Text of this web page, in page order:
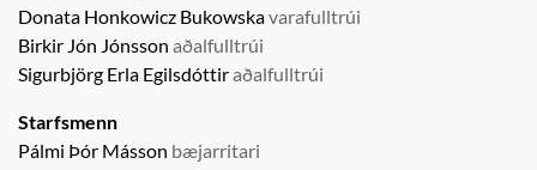
Donata Honkowicz Bukowskavarafulltrúi
Birkir Jón Jónsson aðalfulltrúi
Sigurbjörg Erla Egilsdóttiraðalfulltrúi
Starfsmenn
Pálmi Þór Másson bæjarritari